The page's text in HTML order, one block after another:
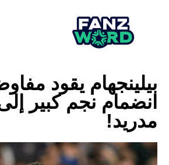
بيلينجهام يقود
انضمام نجم كبير
مدريد!